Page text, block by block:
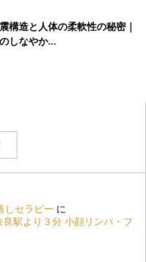
構造と人体の柔軟性の秘密｜
しなやか...
しセラピー に
駅より３分 小顔リンパ・フ